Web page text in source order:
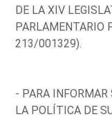
DE LA XIV
PARLAMENTARIO
213/001329).
- PARA INFORMAR
LA POLÍTICA DE